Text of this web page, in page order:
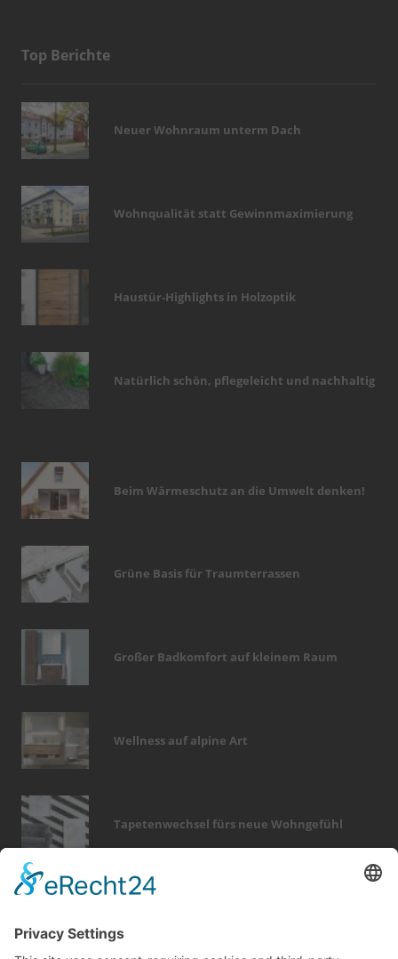
Top Berichte
Neuer Wohnraum unterm Dach
Wohnqualität statt Gewinnmaximierung
Haustür-Highlights in Holzoptik
Natürlich schön, pflegeleicht und nachhaltig
Beim Wärmeschutz an die Umwelt denken!
Grüne Basis für Traumterrassen
Großer Badkomfort auf kleinem Raum
Wellness auf alpine Art
Tapetenwechsel fürs neue Wohngefühl